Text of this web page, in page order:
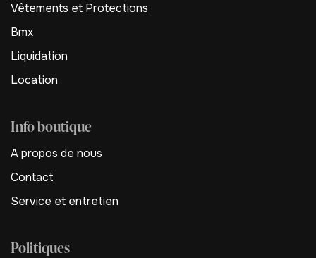
Vêtements et Protections
Bmx
Liquidation
Location
Info boutique
A propos de nous
Contact
Service et entretien
Politiques